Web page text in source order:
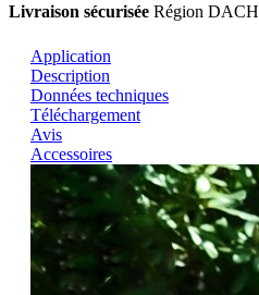
Livraison sécurisée Région DACH
Application
Description
Données techniques
Téléchargement
Avis
Accessoires